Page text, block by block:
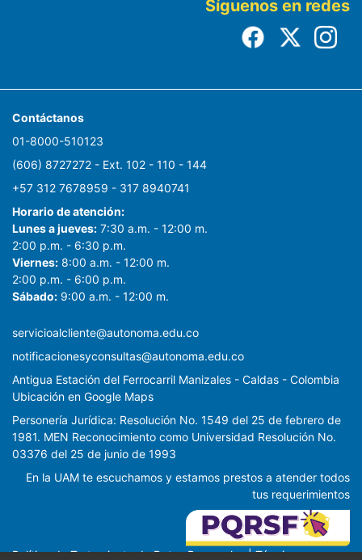
Síguenos en redes
Contáctanos
01-8000-510123
(606) 8727272 - Ext. 102 - 110 - 144
+57 312 7678959 - 317 8940741
Horario de atención:
Lunes a jueves: 7:30 a.m. - 12:00 m.
2:00 p.m. - 6:30 p.m.
Viernes: 8:00 a.m. - 12:00 m.
2:00 p.m. - 6:00 p.m.
Sábado: 9:00 a.m. - 12:00 m.
servicioalcliente@autonoma.edu.co
notificacionesyconsultas@autonoma.edu.co
Antigua Estación del Ferrocarril Manizales - Caldas - Colombia
Ubicación en Google Maps
Personería Jurídica: Resolución No. 1549 del 25 de febrero de
1981. MEN Reconocimiento como Universidad Resolución No.
03376 del 25 de junio de 1993
En la UAM te escuchamos y estamos prestos a atender todos
tus requerimientos
Política de Tratamiento de Datos Personales|Términos y